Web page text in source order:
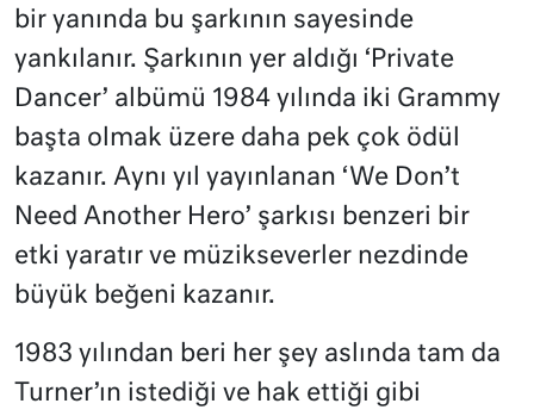
bir yanında bu şarkının sayesinde
yankılanır. Şarkının yer aldığı ‘Private
Dancer’ albümü 1984 yılında iki Grammy
başta olmak üzere daha pek çok ödül
kazanır. Aynı yıl yayınlanan ‘We Don’t
Need Another Hero’ şarkısı benzeri bir
etki yaratır ve müzikseverler nezdinde
büyük beğeni kazanır.
1983 yılından beri her şey aslında tam da
Turner’ın istediği ve hak ettiği gibi